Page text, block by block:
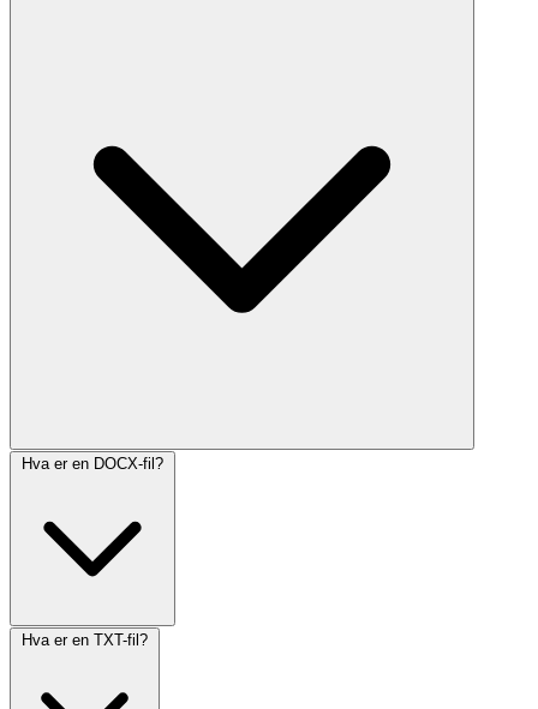
Hva er en DOCX-fil?
Hva er en TXT-fil?